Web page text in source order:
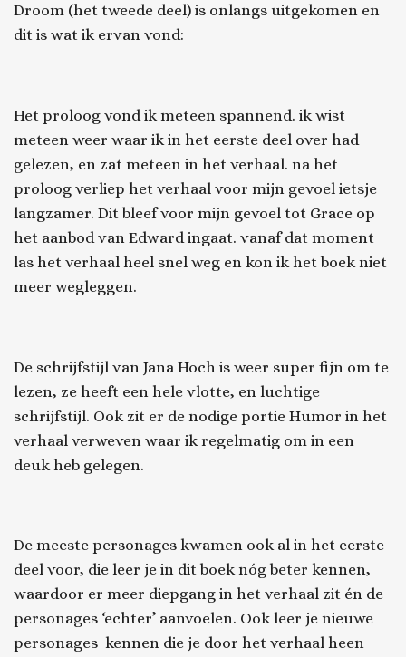
Droom (het tweede deel) is onlangs uitgekomen en
dit is wat ik ervan vond:
Het proloog vond ik meteen spannend. ik wist
meteen weer waar ik in het eerste deel over had
gelezen, en zat meteen in het verhaal. na het
proloog verliep het verhaal voor mijn gevoel ietsje
langzamer. Dit bleef voor mijn gevoel tot Grace op
het aanbod van Edward ingaat. vanaf dat moment
las het verhaal heel snel weg en kon ik het boek niet
meer wegleggen.
De schrijfstijl van Jana Hoch is weer super fijn om te
lezen, ze heeft een hele vlotte, en luchtige
schrijfstijl. Ook zit er de nodige portie Humor in het
verhaal verweven waar ik regelmatig om in een
deuk heb gelegen.
De meeste personages kwamen ook al in het eerste
deel voor, die leer je in dit boek nóg beter kennen,
waardoor er meer diepgang in het verhaal zit én de
personages ‘echter’ aanvoelen. Ook leer je nieuwe
personages kennen die je door het verhaal heen